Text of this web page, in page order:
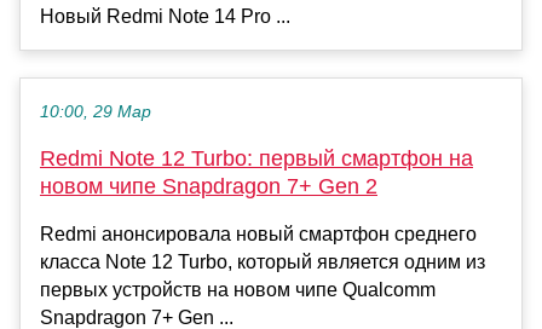
Новый Redmi Note 14 Pro ...
10:00, 29 Мар
Redmi Note 12 Turbo: первый смартфон на
новом чипе Snapdragon 7+ Gen 2
Redmi анонсировала новый смартфон среднего
класса Note 12 Turbo, который является одним из
первых устройств на новом чипе Qualcomm
Snapdragon 7+ Gen ...